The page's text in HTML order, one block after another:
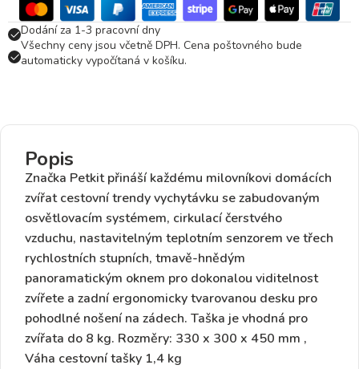
Dodání za 1-3 pracovní dny
Všechny ceny jsou včetně DPH. Cena poštovného bude
automaticky vypočítaná v košíku.
Popis
Značka Petkit přináší každému milovníkovi domácích
zvířatcestovní trendy vychytávku se zabudovaným
osvětlovacím systémem, cirkulací čerstvého
vzduchu, nastavitelným teplotním senzorem ve třech
rychlostních stupních, tmavě-hnědým
panoramatickým oknem pro dokonalou viditelnost
zvířete a zadní ergonomicky tvarovanou desku pro
pohodlné nošení na zádech. Taška je vhodná pro
zvířata do 8 kg. Rozměry: 330 x 300 x 450 mm ,
Váha cestovní tašky 1,4 kg